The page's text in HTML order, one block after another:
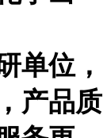
单位，
产品质